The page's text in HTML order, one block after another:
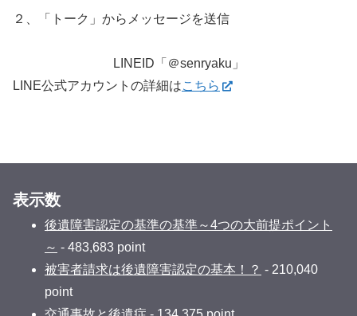
２、「トーク」からメッセージを送信
LINEID「＠senryaku」
LINE公式アカウントの詳細はこちら
表示数
後遺障害認定の基準の基準～4つの大前提ポイント
～ - 483,683 point
被害者請求は後遺障害認定の基本！？ - 210,040
point